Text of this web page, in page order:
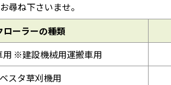
尋ね下さいませ。
ローラーの種類
用 ※建設機械用運搬車用
スタ草刈機用